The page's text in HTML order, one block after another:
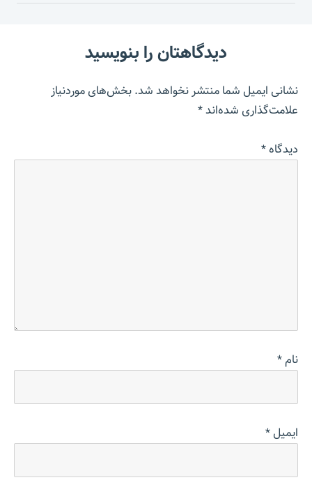
دیدگاهتان را بنویسید
نشانی ایمیل شما منتشر نخواهد شد.بخش‌های موردنیاز
علامت‌گذاری شده‌اند*
دیدگاه*
نام*
ایمیل*